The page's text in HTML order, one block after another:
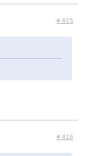
# 615
# 616